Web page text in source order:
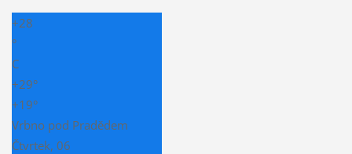
+28
°
C
+29°
+19°
Vrbno pod Pradědem
Čtvrtek, 06